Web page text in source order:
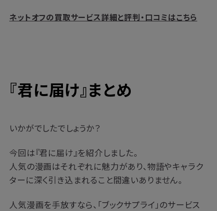
ネットオフの買取サービス詳細と評判・口コミはこちら
『君に届け』まとめ
いかがでしたでしょうか？
今回は『君に届け』を紹介しました。
人気の漫画はそれぞれに魅力があり、物語やキャラク
ターに深く引き込まれること間違いありません。
人気漫画を手放すなら、「ブックサプライ」のサービス